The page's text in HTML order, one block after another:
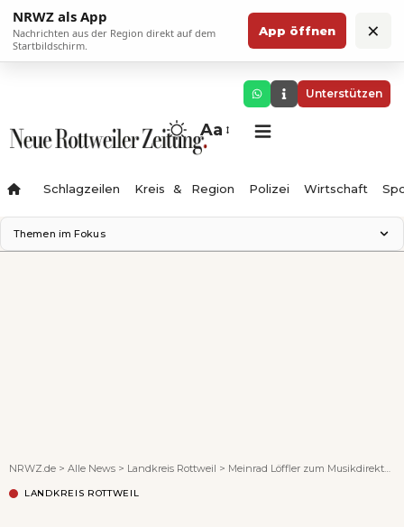
NRWZ als App
Nachrichten aus der Region direkt auf dem
Startbildschirm.
App öffnen ×
Unterstützen
Aa
Schlagzeilen Kreis & Region Polizei Wirtschaft
Themen im Fokus
NRWZ.de > Alle News > Landkreis Rottweil > Meinrad Löffler zum Musikdirektor ernannt
LANDKREIS ROTTWEIL